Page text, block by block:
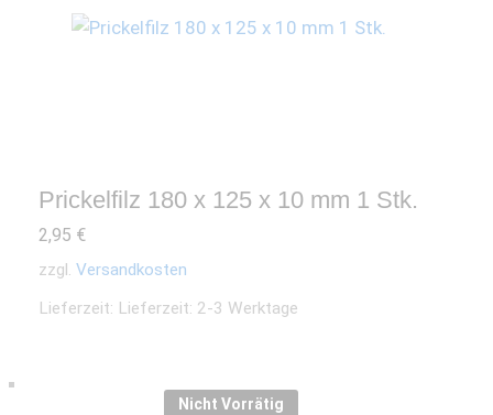
Prickelfilz 180 x 125 x 10 mm 1 Stk.
2,95 €
zzgl. Versandkosten
Lieferzeit: Lieferzeit: 2-3 Werktage
Nicht Vorrätig